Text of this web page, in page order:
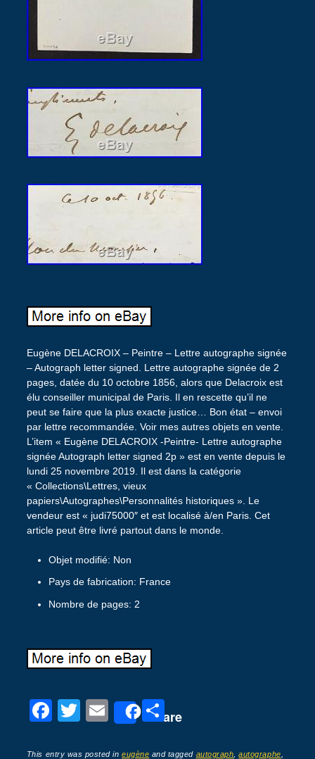
Eugène DELACROIX – Peintre – Lettre autographe signée
– Autograph letter signed. Lettre autographe signée de 2
pages, datée du 10 octobre 1856, alors que Delacroix est
élu conseiller municipal de Paris. Il en rescette qu’il ne
peut se faire que la plus exacte justice… Bon état – envoi
par lettre recommandée. Voir mes autres objets en vente.
L’item « Eugène DELACROIX -Peintre- Lettre autographe
signée Autograph letter signed 2p » est en vente depuis le
lundi 25 novembre 2019. Il est dans la catégorie
« Collections\Lettres, vieux
papiers\Autographes\Personnalités historiques ». Le
vendeur est « judi75000″ et est localisé à/en Paris. Cet
article peut être livré partout dans le monde.
Objet modifié: Non
Pays de fabrication: France
Nombre de pages: 2
F
T
E
Share
P
This entry was posted ineugène and tagged autograph ,autographe